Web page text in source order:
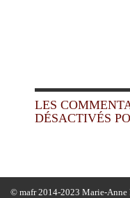
LES
DÉSACTIVÉS
© mafr 2014-2023 Marie-Anne